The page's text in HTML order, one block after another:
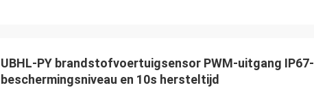
UBHL-PY brandstofvoertuigsensor PWM-uitgang IP67-
beschermingsniveau en 10s hersteltijd